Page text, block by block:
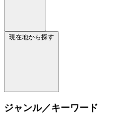
現在地から探す
ジャンル／キーワード